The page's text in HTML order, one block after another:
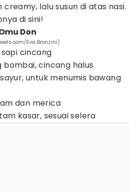
lalu susun di atas nasi.
di sini!
Don
Eva Bronzini)
cincang
bombai, cincang halus
untuk menumis bawang
dan merica
kasar, sesuai selera